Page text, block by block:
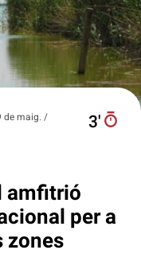
de maig. /
3′
amfitrió
per a
zones